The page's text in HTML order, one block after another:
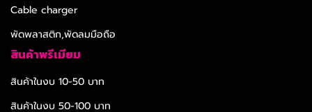
Cable charger
พัดพลาสติก,พัดลมมือถือ
สินค้าพรีเมียม
สินค้าในงบ 10-50 บาท
สินค้าในงบ 50-100 บาท